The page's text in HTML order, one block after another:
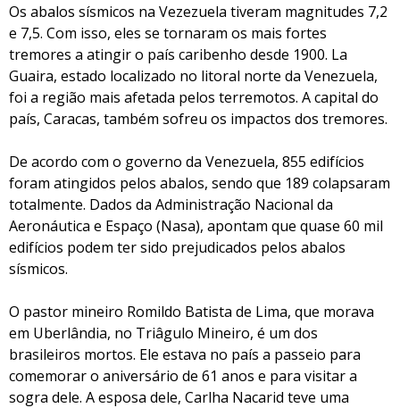
Os abalos sísmicos na Vezezuela tiveram magnitudes 7,2
e 7,5. Com isso, eles se tornaram os mais fortes
tremores a atingir o país caribenho desde 1900. La
Guaira, estado localizado no litoral norte da Venezuela,
foi a região mais afetada pelos terremotos. A capital do
país, Caracas, também sofreu os impactos dos tremores.
De acordo com o governo da Venezuela, 855 edifícios
foram atingidos pelos abalos, sendo que 189 colapsaram
totalmente. Dados da Administração Nacional da
Aeronáutica e Espaço (Nasa), apontam que quase 60 mil
edifícios podem ter sido prejudicados pelos abalos
sísmicos.
O pastor mineiro Romildo Batista de Lima, que morava
em Uberlândia, no Triâgulo Mineiro, é um dos
brasileiros mortos. Ele estava no país a passeio para
comemorar o aniversário de 61 anos e para visitar a
sogra dele. A esposa dele, Carlha Nacarid teve uma